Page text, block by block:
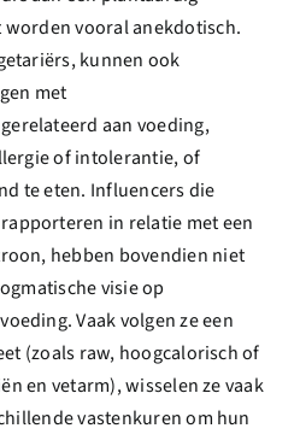
vooral anekdotisch.
kunnen ook
met
aan voeding,
of intolerantie, of
te eten. Influencers die
in relatie met een
hebben bovendien niet
visie op
Vaak volgen ze een
(zoals raw, hoogcalorisch of
en vetarm), wisselen ze vaak
vastenkuren om hun